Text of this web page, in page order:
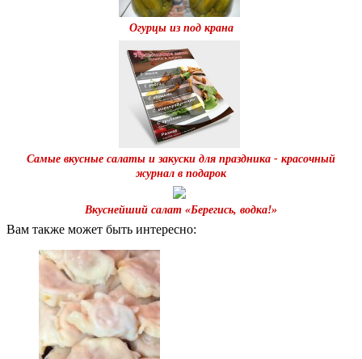
Огурцы из под крана
Самые вкусные салаты и закуски для праздника - красочный
журнал в подарок
Вкуснейший салат «Берегись, водка!»
Вам также может быть интересно: